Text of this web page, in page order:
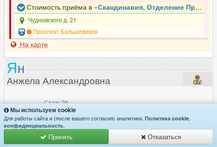
Стоимость приёма в «Скандинавия, Отделение Проспект Большевиков
Чудновского д. 21
Проспект Большевиков
На карте
Стаж: 26
Невролог, Рефлексотерапевт
Ян
Анжела Александровна
Мы используем cookie
Для работы сайта и (после вашего согласия) аналитики. Политика cookie,
конфиденциальность.
Принять Отказаться